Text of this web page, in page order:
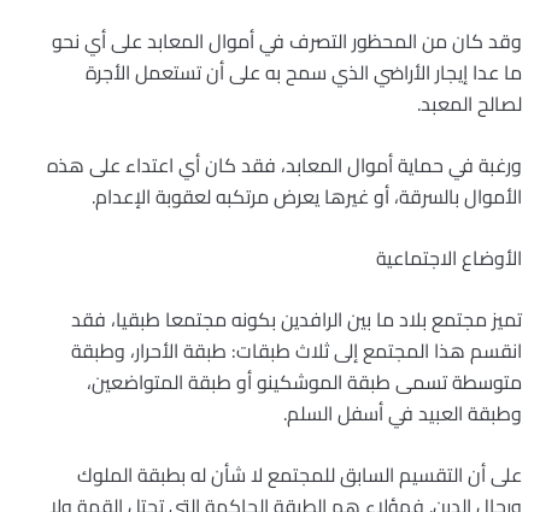
وقد كان من المحظور التصرف في أموال المعابد على أي نحو
ما عدا إيجار الأراضي الذي سمح به على أن تستعمل الأجرة
لصالح المعبد.
ورغبة في حماية أموال المعابد، فقد كان أي اعتداء على هذه
الأموال بالسرقة، أو غيرها يعرض مرتكبه لعقوبة الإعدام.
الأوضاع الاجتماعية
تميز مجتمع بلاد ما بين الرافدين بكونه مجتمعا طبقيا، فقد
انقسم هذا المجتمع إلى ثلاث طبقات: طبقة الأحرار، وطبقة
متوسطة تسمى طبقة الموشكينو أو طبقة المتواضعين،
وطبقة العبيد في أسفل السلم.
على أن التقسيم السابق للمجتمع لا شأن له بطبقة الملوك